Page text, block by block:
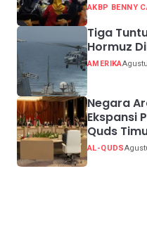
AKBP BENNY
Tiga
Hormuz
AMERIKA
Negara
Ekspansi
Quds
AL-QUDS